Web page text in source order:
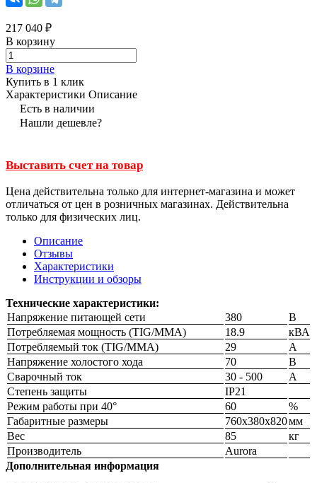
217 040 ₽
В корзину
В корзине
Купить в 1 клик
Характеристики Описание
Есть в наличии
Нашли дешевле?
Выставить счет на товар
Цена действительна только для интернет-магазина и может
отличаться от цен в розничных магазинах. Действительна
только для физических лиц.
Описание
Отзывы
Характеристики
Инструкции и обзоры
Технические характеристики:
Напряжение питающей сети
380
В
Потребляемая мощность (TIG/MMA)
18.9
кВА
Потребляемый ток (TIG/MMA)
29
А
Напряжение холостого хода
70
В
Сварочный ток
30 - 500
А
Степень защиты
IP21
Режим работы при 40°
60
%
Габаритные размеры
760x380x820мм
Вес
85
кг
Производитель
Aurora
Дополнительная информация